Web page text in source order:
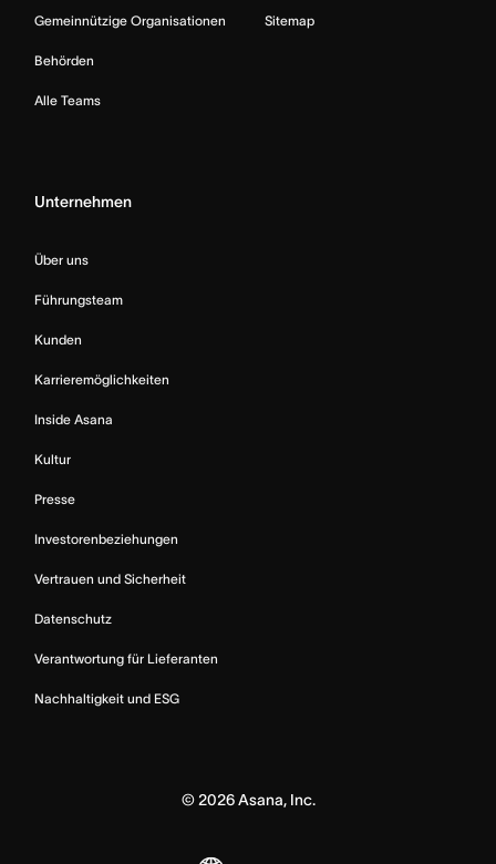
Gemeinnützige Organisationen
Behörden
Alle Teams
Sitemap
Unternehmen
Über uns
Führungsteam
Kunden
Karrieremöglichkeiten
Inside Asana
Kultur
Presse
Investorenbeziehungen
Vertrauen und Sicherheit
Datenschutz
Verantwortung für Lieferanten
Nachhaltigkeit und ESG
©2026Asana, Inc.